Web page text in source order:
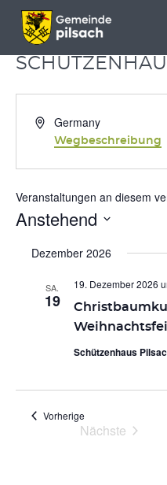
Menü überspringen
Menü überspringen
AdresseGermany
Wegbeschreibung
Veranstaltungen an diesem
Anstehend
wählen.
Dezember 2026
SA.
19
19. Dezember 2026
Schützenhaus
VorherigeVeranstaltungen
Nächste